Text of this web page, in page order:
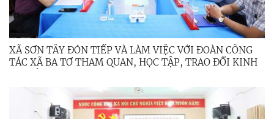
XÃ SƠN TÂY ĐÓN TIẾP VÀ LÀM VIỆC VỚI ĐOÀN CÔNG
TÁC XÃ BA TƠ THAM QUAN, HỌC TẬP, TRAO ĐỔI KINH